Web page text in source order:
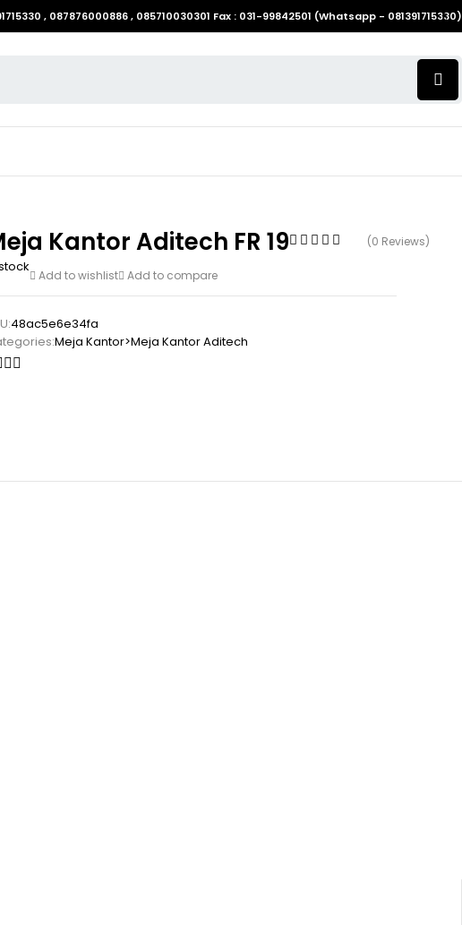
, 087876000886 , 085710030301 Fax : 031-99842501 (Whatsapp - 081391715330)
Kantor Aditech FR 19 (0 Reviews)
Add to wishlist Add to compare
48ac5e6e34fa
Meja Kantor>Meja Kantor Aditech